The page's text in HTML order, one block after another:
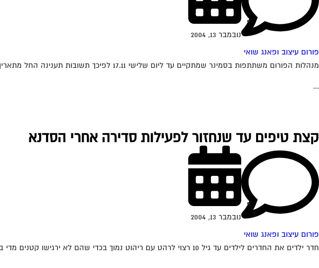
פורום עיצוב ופאנג שואי
נובמבר 13, 2004
מנהלות הפורום משתתפות בסמינר שמתקיים עד ליום שלישי 17.11 לפיכך תשובות תענינה החל מתאריך זה. נא להתאזר בסבלנות
...
קצת טיפים עד שנחזור לפעילות סדירה אחרי הסדנא
פורום עיצוב ופאנג שואי
נובמבר 13, 2004
חדר ילדים את החדרים לילדים עד גיל 10 רצוי לרהט עם ריהוט נמוך בכדי שהם לא ירגישו קטנים מדי בחדריהם. האוירה צריכה ליהות עליזה עם...